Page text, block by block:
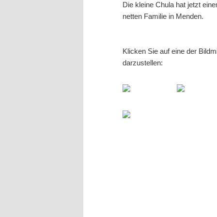
Die kleine Chula hat jetzt
netten Familie in Menden.
Klicken Sie auf eine der
darzustellen: